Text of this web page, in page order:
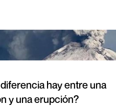
hay entre una
y una erupción?